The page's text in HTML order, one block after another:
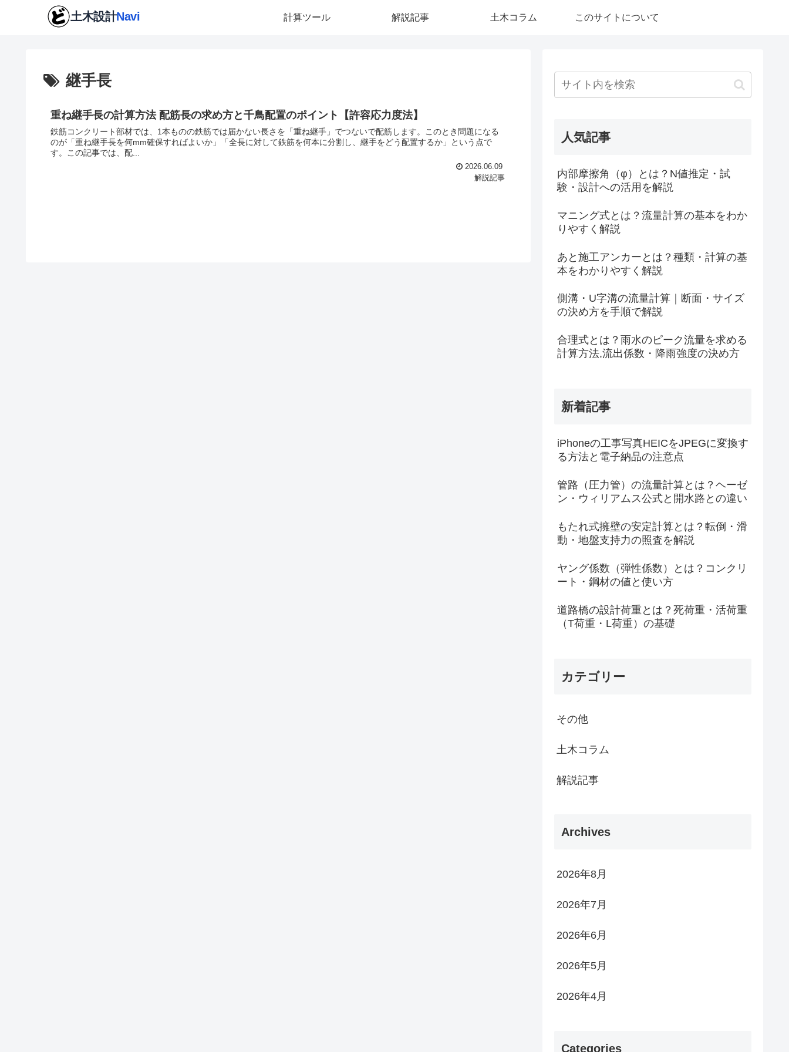
計算ツール 解説記事 土木コラム このサイトについて
継手長
重ね継手長の計算方法 配筋長の求め方と千鳥配置のポイント【許容応力度法】
鉄筋コンクリート部材では、1本ものの鉄筋では届かない長さを「重ね継手」でつないで配筋します。このとき問題になる
のが「重ね継手長を何mm確保すればよいか」「全長に対して鉄筋を何本に分割し、継手をどう配置するか」という点で
す。この記事では、配...
2026.06.09
解説記事
人気記事
内部摩擦角（φ）とは？N値推定・試
験・設計への活用を解説
マニング式とは？流量計算の基本をわか
りやすく解説
あと施工アンカーとは？種類・計算の基
本をわかりやすく解説
側溝・U字溝の流量計算｜断面・サイズ
の決め方を手順で解説
合理式とは？雨水のピーク流量を求める
計算方法,流出係数・降雨強度の決め方
新着記事
iPhoneの工事写真HEICをJPEGに変換す
る方法と電子納品の注意点
管路（圧力管）の流量計算とは？ヘーゼ
ン・ウィリアムス公式と開水路との違い
もたれ式擁壁の安定計算とは？転倒・滑
動・地盤支持力の照査を解説
ヤング係数（弾性係数）とは？コンクリ
ート・鋼材の値と使い方
道路橋の設計荷重とは？死荷重・活荷重
（T荷重・L荷重）の基礎
カテゴリー
その他
土木コラム
解説記事
Archives
2026年8月
2026年7月
2026年6月
2026年5月
2026年4月
Categories